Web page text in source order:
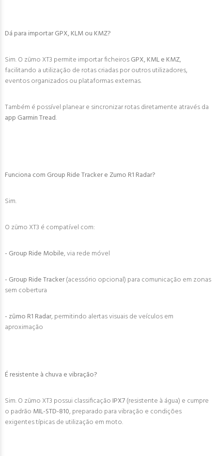
Dá para importar GPX, KLM ou KMZ?
Sim. O zūmo XT3 permite importar ficheirosGPX, KML e KMZ,
facilitando a utilização de rotas criadas por outros utilizadores,
eventos organizados ou plataformas externas.
Também é possível planear e sincronizar rotas diretamente através da
app Garmin Tread.
Funciona com Group Ride Tracker e Zumo R1 Radar?
Sim.
O zūmo XT3 é compatível com:
- Group Ride Mobile, via rede móvel
- Group Ride Tracker(acessório opcional) para comunicação em zonas
sem cobertura
- zūmo R1 Radar, permitindo alertas visuais de veículos em
aproximação
É resistente à chuva e vibração?
Sim. O zūmo XT3 possui classificação IPX7(resistente à água) e cumpre
o padrão MIL-STD-810, preparado para vibração e condições
exigentes típicas de utilização em moto.